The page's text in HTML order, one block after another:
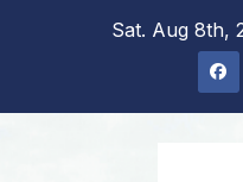
Sat. Aug 8th,